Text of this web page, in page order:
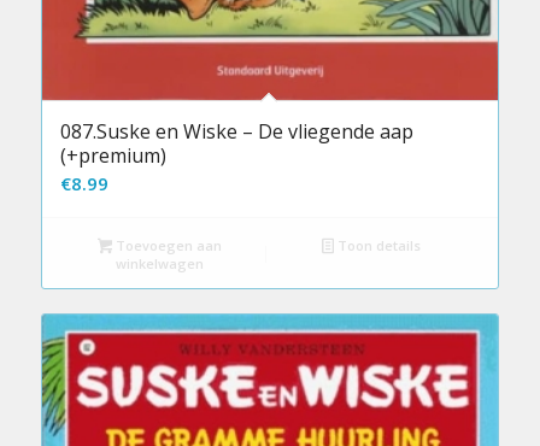
087.Suske en Wiske – De vliegende aap
(+premium)
€8.99
Toevoegen aan
winkelwagen
Toon details